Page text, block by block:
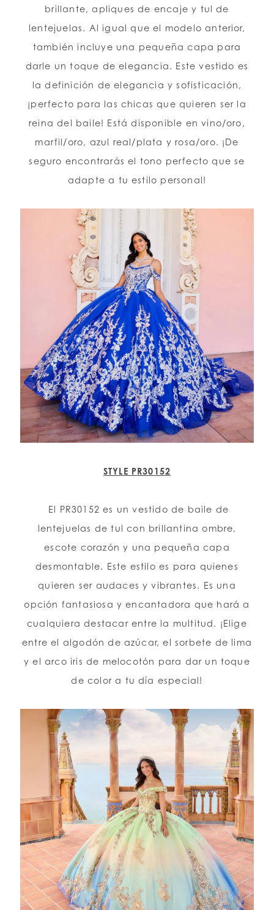
brillante, apliques de encaje y tul de
lentejuelas. Al igual que el modelo anterior,
también incluye una pequeña capa para
darle un toque de elegancia. Este vestido es
la definición de elegancia y sofisticación,
¡perfecto para las chicas que quieren ser la
reina del baile! Está disponible en vino/oro,
marfil/oro, azul real/plata y rosa/oro. ¡De
seguro encontrarás el tono perfecto que se
adapte a tu estilo personal!
STYLE PR30152
El PR30152 es un vestido de baile de
lentejuelas de tul con brillantina ombre,
escote corazón y una pequeña capa
desmontable. Este estilo es para quienes
quieren ser audaces y vibrantes. Es una
opción fantasiosa y encantadora que hará a
cualquiera destacar entre la multitud. ¡Elige
entre el algodón de azúcar, el sorbete de lima
y el arco iris de melocotón para dar un toque
de color a tu día especial!